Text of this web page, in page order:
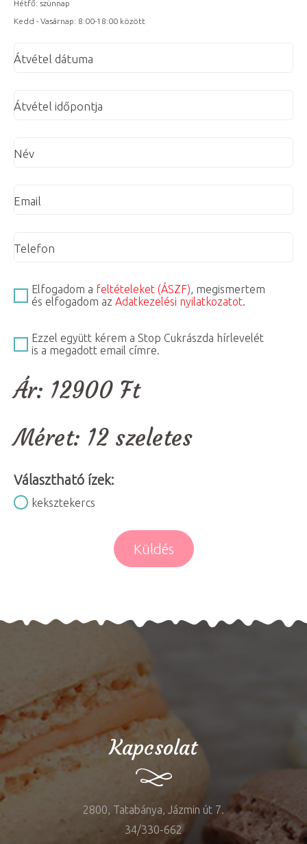
Hétfő: szünnap
Kedd - Vasárnap: 8:00-18:00 között
Átvétel dátuma
Átvétel időpontja
Név
Email
Telefon
Elfogadom a feltételeket (ÁSZF), megismertem
és elfogadom az Adatkezelési nyilatkozatot.
Ezzel együtt kérem a Stop Cukrászda hírlevelét
is a megadott email címre.
Ár: 12900 Ft
Méret: 12 szeletes
Választható ízek:
keksztekercs
Küldés
Kapcsolat
2800, Tatabánya, Jázmin út 7.
34/330-662